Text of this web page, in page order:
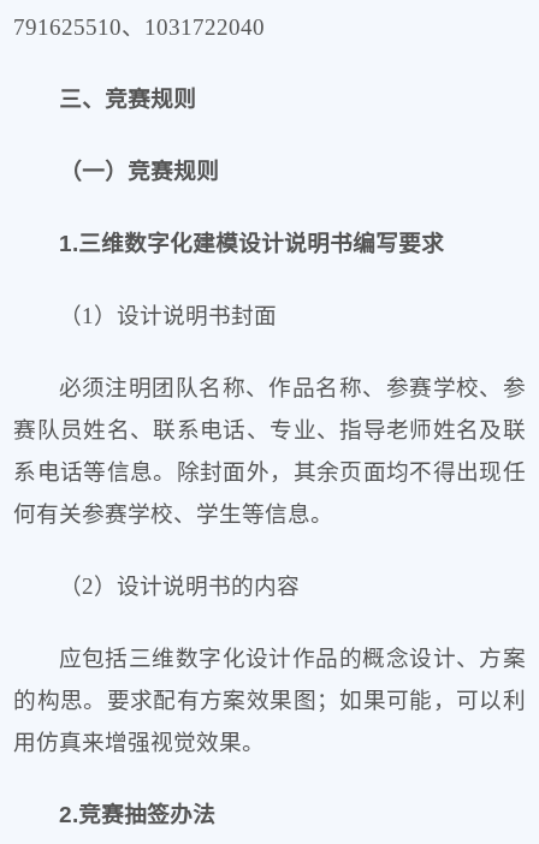
791625510、1031722040
三、竞赛规则
（一）竞赛规则
1.三维数字化建模设计说明书编写要求
（1）设计说明书封面
必须注明团队名称、作品名称、参赛学校、参
赛队员姓名、联系电话、专业、指导老师姓名及联
系电话等信息。除封面外，其余页面均不得出现任
何有关参赛学校、学生等信息。
（2）设计说明书的内容
应包括三维数字化设计作品的概念设计、方案
的构思。要求配有方案效果图；如果可能，可以利
用仿真来增强视觉效果。
2.竞赛抽签办法